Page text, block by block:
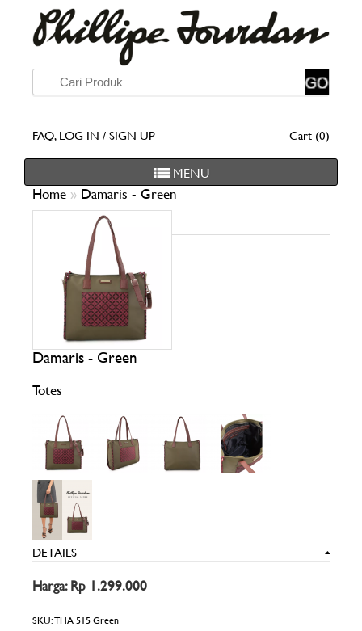
FAQ, LOG IN /SIGN UP Cart (0)
MENU
Home » Damaris - Green
Damaris - Green
Totes
DETAILS
Harga: Rp 1.299.000
SKU:THA 515 Green